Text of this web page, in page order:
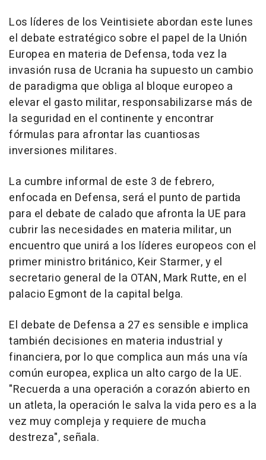
Los líderes de los Veintisiete abordan este lunes
el debate estratégico sobre el papel de la Unión
Europea en materia de Defensa, toda vez la
invasión rusa de Ucrania ha supuesto un cambio
de paradigma que obliga al bloque europeo a
elevar el gasto militar, responsabilizarse más de
la seguridad en el continente y encontrar
fórmulas para afrontar las cuantiosas
inversiones militares.
La cumbre informal de este 3 de febrero,
enfocada en Defensa, será el punto de partida
para el debate de calado que afronta la UE para
cubrir las necesidades en materia militar, un
encuentro que unirá a los líderes europeos con el
primer ministro británico, Keir Starmer, y el
secretario general de la OTAN, Mark Rutte, en el
palacio Egmont de la capital belga.
El debate de Defensa a 27 es sensible e implica
también decisiones en materia industrial y
financiera, por lo que complica aun más una vía
común europea, explica un alto cargo de la UE.
"Recuerda a una operación a corazón abierto en
un atleta, la operación le salva la vida pero es a la
vez muy compleja y requiere de mucha
destreza", señala.